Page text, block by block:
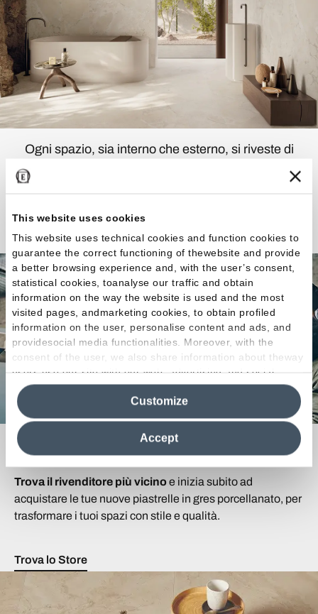
This website uses cookies
This website uses technical cookies and function cookies to
guarantee the correct functioning of thewebsite and provide
a better browsing experience and, with the user’s consent,
statistical cookies, toanalyse our traffic and obtain
information on the way the website is used and the most
visited pages, andmarketing cookies, to obtain profiled
information on the user, personalise content and ads, and
providesocial media functionalities. Moreover, with the
consent of the user, we also share information about theway
users use our site with our web, advertising and social
media analytics partners, who may combine itwith other
information in their possession. By closing this banner,
clicking on "Reject", it will be possible tocontinue browsing
the site after installing only technical cookies. For more
information see the
Cookie Policy
Accept
Customize
Ogni spazio, sia interno che esterno, si riveste di
Scopri la Collezione
Cerchi un Rivenditore?
Trova il rivenditore più vicinoe inizia subito ad
acquistare le tue nuove piastrelle in gres porcellanato, per
trasformare i tuoi spazi con stile e qualità.
Trova lo Store